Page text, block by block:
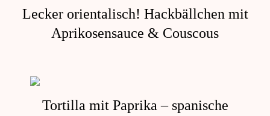
Lecker orientalisch! Hackbällchen mit
Aprikosensauce & Couscous
Tortilla mit Paprika – spanische